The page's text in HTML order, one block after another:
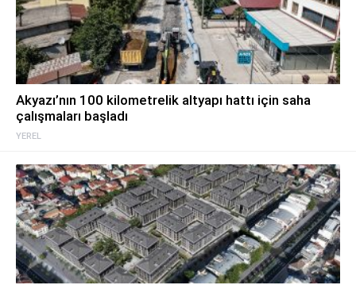
YEREL
Akyazı’nın 100 kilometrelik altyapı hattı için saha
çalışmaları başladı